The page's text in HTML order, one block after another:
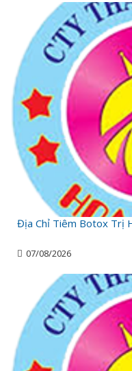
Địa Chỉ Tiêm Botox Trị
07/08/2026